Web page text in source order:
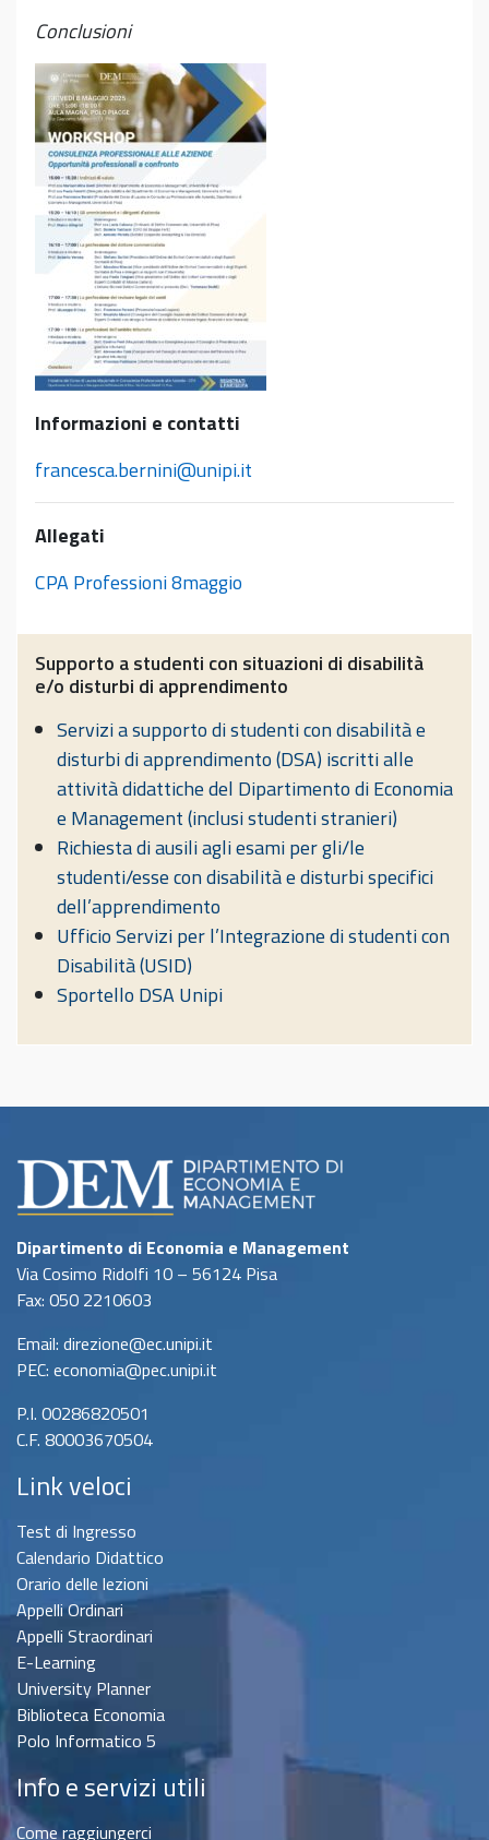
Conclusioni
Informazioni e contatti
francesca.bernini@unipi.it
Allegati
CPA Professioni 8maggio
Supporto a studenti con situazioni di disabilità
e/o disturbi di apprendimento
Servizi a supporto di studenti con disabilità e
disturbi di apprendimento (DSA) iscritti alle
attività didattiche del Dipartimento di Economia
e Management (inclusi studenti stranieri)
Richiesta di ausili agli esami per gli/le
studenti/esse con disabilità e disturbi specifici
dell’apprendimento
Ufficio Servizi per l’Integrazione di studenti con
Disabilità (USID)
Sportello DSA Unipi
Dipartimento di Economia e Management
Via Cosimo Ridolfi 10 – 56124 Pisa
Fax: 050 2210603
Email: direzione@ec.unipi.it
PEC: economia@pec.unipi.it
P.I. 00286820501
C.F. 80003670504
Link veloci
Test di Ingresso
Calendario Didattico
Orario delle lezioni
Appelli Ordinari
Appelli Straordinari
E-Learning
University Planner
Biblioteca Economia
Polo Informatico 5
Info e servizi utili
Come raggiungerci